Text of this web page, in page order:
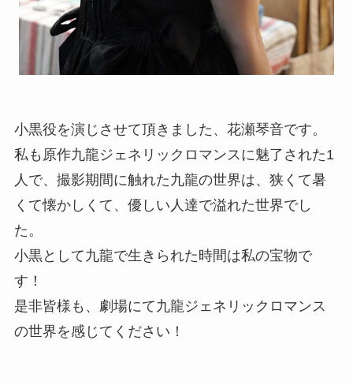
小黒役を演じさせて頂きました、花瀬琴音です。
私も原作九龍ジェネリックロマンスに魅了された1
人で、撮影期間に触れた九龍の世界は、狭くて暑
くて懐かしくて、優しい人達で溢れた世界でし
た。
小黒として九龍で生きられた時間は私の宝物で
す！
是非皆様も、劇場にて九龍ジェネリックロマンス
の世界を感じてください！